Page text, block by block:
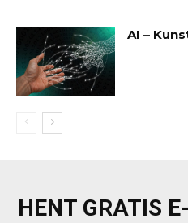
AI –
HENT GRATIS